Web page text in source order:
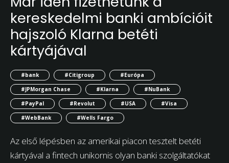
kereskedelmi banki ambícióit
hajszoló Klarna betéti
kártyájával
#bank #Citigroup
#Európa
#JPMorgan Chase
#Klarna
#NuBank
#PayPal
#Revolut #USA
#Visa
#WebBank
#Wells Fargo
Az első lépésben az amerikai piacon tesztelt betéti
kártyával a fintech unikornis olyan banki szolgáltatókat